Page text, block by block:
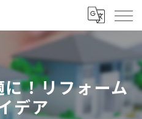
！リフォーム
デア